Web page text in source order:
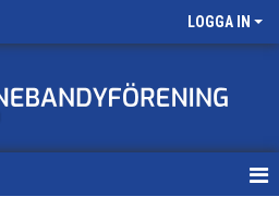
LOGGA IN